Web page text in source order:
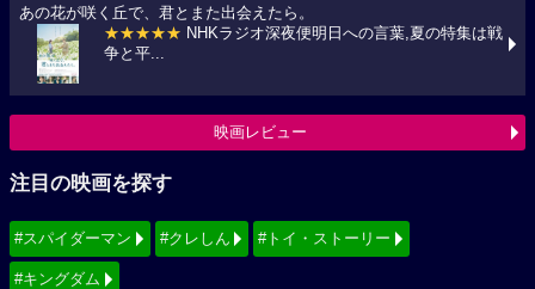
あの花が咲く丘で、君とまた出会えたら。
★★★★★ NHKラジオ深夜便明日への言葉,夏の特集は戦
争と平...
映画レビュー
注目の映画を探す
#スパイダーマン #クレしん #トイ・ストーリー
#キングダム